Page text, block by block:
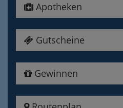
Apotheken
Gutscheine
Gewinnen